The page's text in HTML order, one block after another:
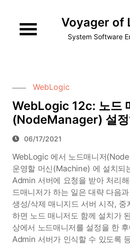
content
Voyager of
System Software
WebLogic
WebLogic 12c: 노드
(NodeManager) 설정
06/17/2021
WebLogic 에서 노드매니저
운영할 머신(Machine) 에 설치되
Admin 서버에 요청을 받아 처리
드매니저가 하는 일은 대략 다음
생성/삭제 매니지드 서버 시작, 중
하면 노드 매니저도 함께 설치가
상에서 노드매니저를 설정을 한
Admin 서버가 인식할 수 있도록